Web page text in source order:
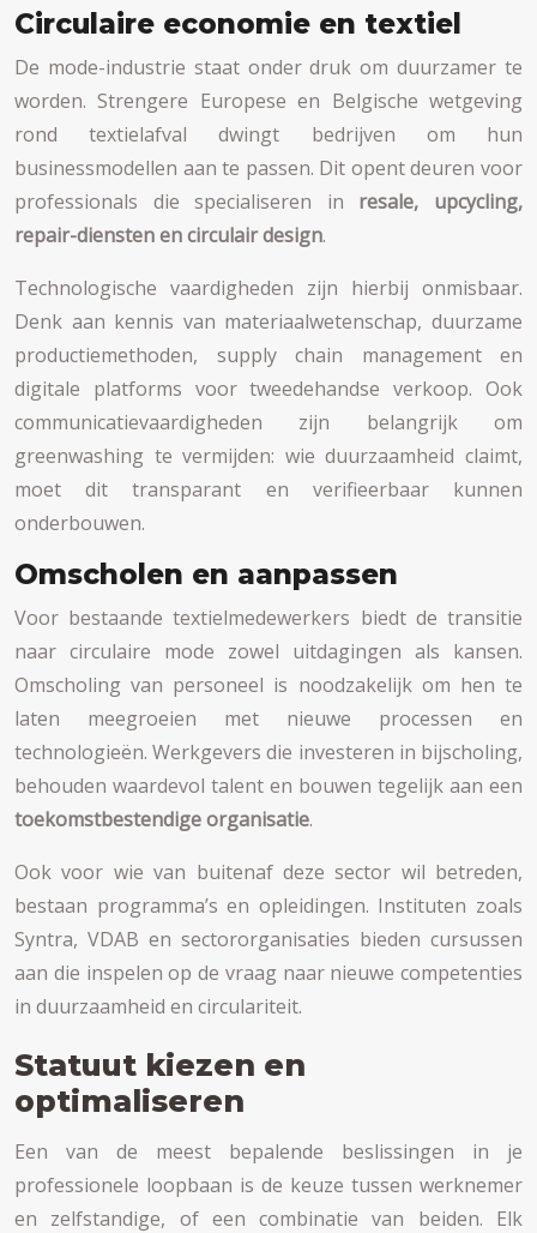
Circulaire economie en textiel
De mode-industrie staat onder druk om duurzamer te
worden. Strengere Europese en Belgische wetgeving
rond textielafval dwingt bedrijven om hun
businessmodellen aan te passen. Dit opent deuren voor
professionals die specialiseren in resale, upcycling,
repair-diensten en circulair design.
Technologische vaardigheden zijn hierbij onmisbaar.
Denk aan kennis van materiaalwetenschap, duurzame
productiemethoden, supply chain management en
digitale platforms voor tweedehandse verkoop. Ook
communicatievaardigheden zijn belangrijk om
greenwashing te vermijden: wie duurzaamheid claimt,
moet dit transparant en verifieerbaar kunnen
onderbouwen.
Omscholen en aanpassen
Voor bestaande textielmedewerkers biedt de transitie
naar circulaire mode zowel uitdagingen als kansen.
Omscholing van personeel is noodzakelijk om hen te
laten meegroeien met nieuwe processen en
technologieën. Werkgevers die investeren in bijscholing,
behouden waardevol talent en bouwen tegelijk aan een
toekomstbestendige organisatie.
Ook voor wie van buitenaf deze sector wil betreden,
bestaan programma’s en opleidingen. Instituten zoals
Syntra, VDAB en sectororganisaties bieden cursussen
aan die inspelen op de vraag naar nieuwe competenties
in duurzaamheid en circulariteit.
Statuut kiezen en
optimaliseren
Een van de meest bepalende beslissingen in je
professionele loopbaan is de keuze tussen werknemer
en zelfstandige, of een combinatie van beiden. Elk